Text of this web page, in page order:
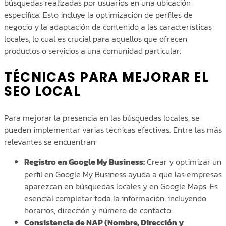
específica. Esto incluye la optimización de perfiles de
negocio y la adaptación de contenido a las características
locales, lo cual es crucial para aquellos que ofrecen
productos o servicios a una comunidad particular.
TÉCNICAS PARA MEJORAR EL
SEO LOCAL
Para mejorar la presencia en las búsquedas locales, se
pueden implementar varias técnicas efectivas. Entre las más
relevantes se encuentran:
Registro en Google My Business:Crear y optimizar un
perfil en Google My Business ayuda a que las empresas
aparezcan en búsquedas locales y en Google Maps. Es
esencial completar toda la información, incluyendo
horarios, dirección y número de contacto.
Consistencia de NAP (Nombre, Dirección y